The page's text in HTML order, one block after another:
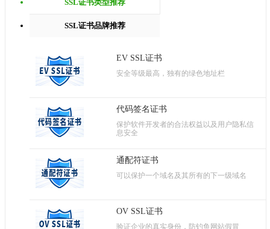
SSL证书类型推荐
SSL证书品牌推荐
EV SSL证书
安全等级最高，独有的绿色地址栏
代码签名证书
保护软件开发者的合法权益以及用户隐私信
息安全
通配符证书
可以保护一个域名及其所有的下一级域名
OV SSL证书
验证企业的真实身份，防钓鱼网站假冒